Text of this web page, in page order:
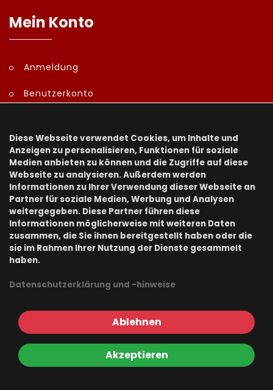
Mein Konto
Anmeldung
Benutzerkonto
Kennwort vergessen
Information
AGB (Verkaufs- und Lieferbedingungen)
Datenschutz
Impressum
© 2022
Mentrex, eingetragene Marke der Herba-
Plastic AG
Diese Webseite verwendet Cookies, um Inhalte und
Anzeigen zu personalisieren, Funktionen für soziale
Medien anbieten zu können und die Zugriffe auf diese
Webseite zu analysieren. Außerdem werden
Informationen zu Ihrer Verwendung dieser Webseite an
Partner für soziale Medien, Werbung und Analysen
weitergegeben. Diese Partner führen diese
Informationen möglicherweise mit weiteren Daten
zusammen, die Sie ihnen bereitgestellt haben oder die
sie im Rahmen Ihrer Nutzung der Dienste gesammelt
haben.
Datenschutzerklärung und -hinweise
Ablehnen
Akzeptieren